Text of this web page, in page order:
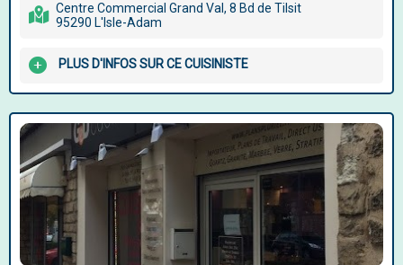
Centre Commercial Grand Val, 8 Bd de Tilsit
95290 L'Isle-Adam
PLUS D'INFOS SUR CE CUISINISTE